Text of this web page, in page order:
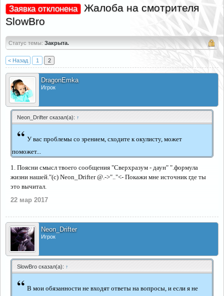
Заявка отклонена
Жалоба на смотрителя
SlowBro
Статус темы: Закрыта.
< Назад 1 2
DragonEmka
Игрок
Neon_Drifter сказал(а): ↑
“ У вас проблемы со зрением, сходите к окулисту, может
поможет...
1. Поясни смысл твоего сообщения "Сверхразум - даун" ".формула
жизни нашей."(с) Neon_Drifter @.->".."<- Покажи мне источник где ты
это вычитал.
22 мар 2017
Neon_Drifter
Игрок
SlowBro сказал(а): ↑
“ В мои обязанности не входят ответы на вопросы, и если я не